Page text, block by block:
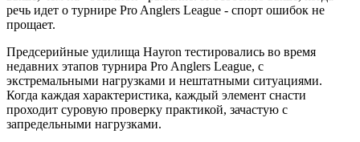
речь идет о турнире Pro Anglers League - спорт ошибок не
прощает.
Предсерийные удилища Hayron тестировались во время
недавних этапов турнира Pro Anglers League, с
экстремальными нагрузками и нештатными ситуациями.
Когда каждая характеристика, каждый элемент снасти
проходит суровую проверку практикой, зачастую с
запредельными нагрузками.